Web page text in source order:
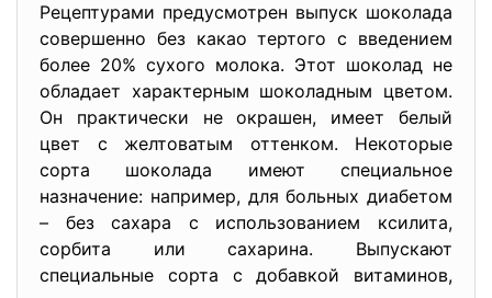
Рецептурами предусмотрен выпуск шоколада
совершенно без какао тертого с введением
более 20% сухого молока. Этот шоколад не
обладает характерным шоколадным цветом.
Он практически не окрашен, имеет белый
цвет с желтоватым оттенком. Некоторые
сорта шоколада имеют специальное
назначение: например, для больных диабетом
– без сахара с использованием ксилита,
сорбита или сахарина. Выпускают
специальные сорта с добавкой витаминов,